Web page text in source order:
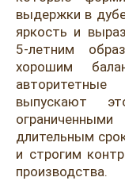
Белые
Джин
Ром
Граппа
Водка
выдержки в
яркость и
5-летним
хорошим
выпускают
длительным
и строгим
производства.